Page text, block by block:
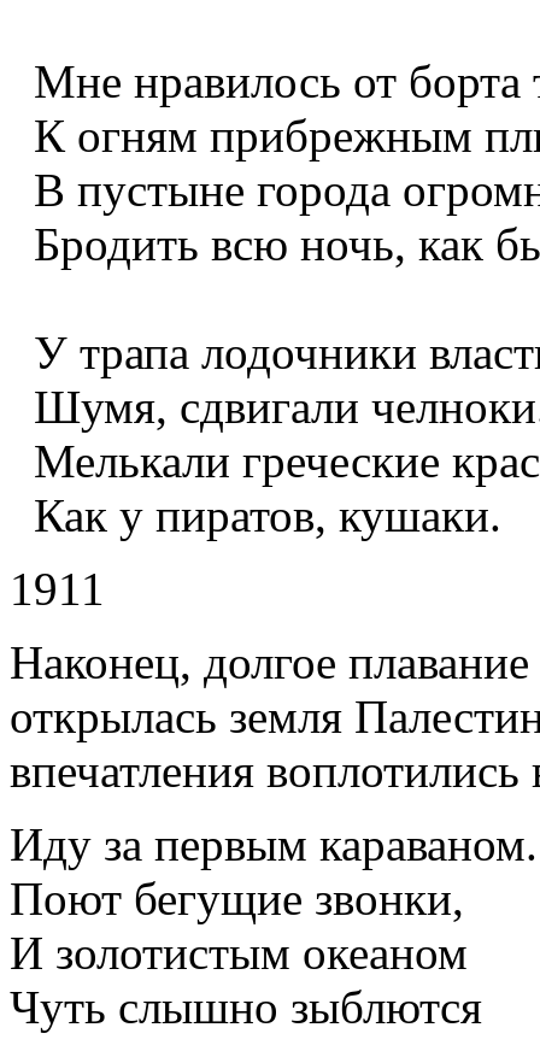
Мне нравилось от борта
К огням прибрежным
В пустыне города
Бродить всю ночь, как
У трапа лодочники
Шумя, сдвигали
Мелькали греческие
Как у пиратов, кушаки.
1911
Наконец, долгое
открылась земля
впечатления
Иду за первым караваном.
Поют бегущие звонки,
И золотистым океаном
Чуть слышно зыблются